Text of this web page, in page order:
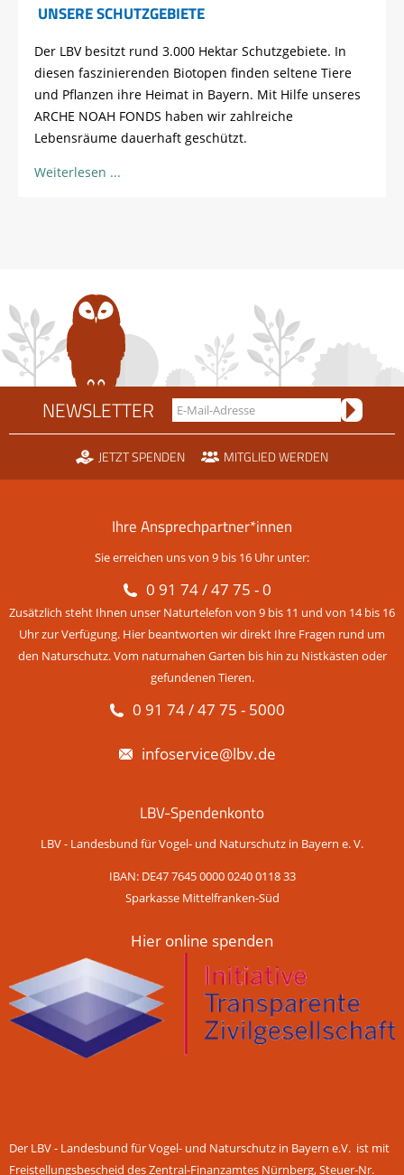
UNSERE SCHUTZGEBIETE
Der LBV besitzt rund 3.000 Hektar Schutzgebiete. In
diesen faszinierenden Biotopen finden seltene Tiere
und Pflanzen ihre Heimat in Bayern. Mit Hilfe unseres
ARCHE NOAH FONDS haben wir zahlreiche
Lebensräume dauerhaft geschützt.
Weiterlesen
NEWSLETTER
JETZT SPENDEN MITGLIED WERDEN
Ihre Ansprechpartner*innen
Sie erreichen uns von 9 bis 16 Uhr unter:
0 91 74 / 47 75 - 0
Zusätzlich steht Ihnen unser Naturtelefon von 9 bis 11 und von 14 bis 16
Uhr zur Verfügung. Hier beantworten wir direkt Ihre Fragen rund um
den Naturschutz. Vom naturnahen Garten bis hin zu Nistkästen oder
gefundenen Tieren.
0 91 74 / 47 75 - 5000
infoservice@lbv.de
LBV-Spendenkonto
LBV - Landesbund für Vogel- und Naturschutz in Bayern e. V.
IBAN: DE47 7645 0000 0240 0118 33
Sparkasse Mittelfranken-Süd
Hier online spenden
Der LBV - Landesbund für Vogel- und Naturschutz in Bayern e.V. ist mit
Freistellungsbescheid des Zentral-Finanzamtes Nürnberg, Steuer-Nr.